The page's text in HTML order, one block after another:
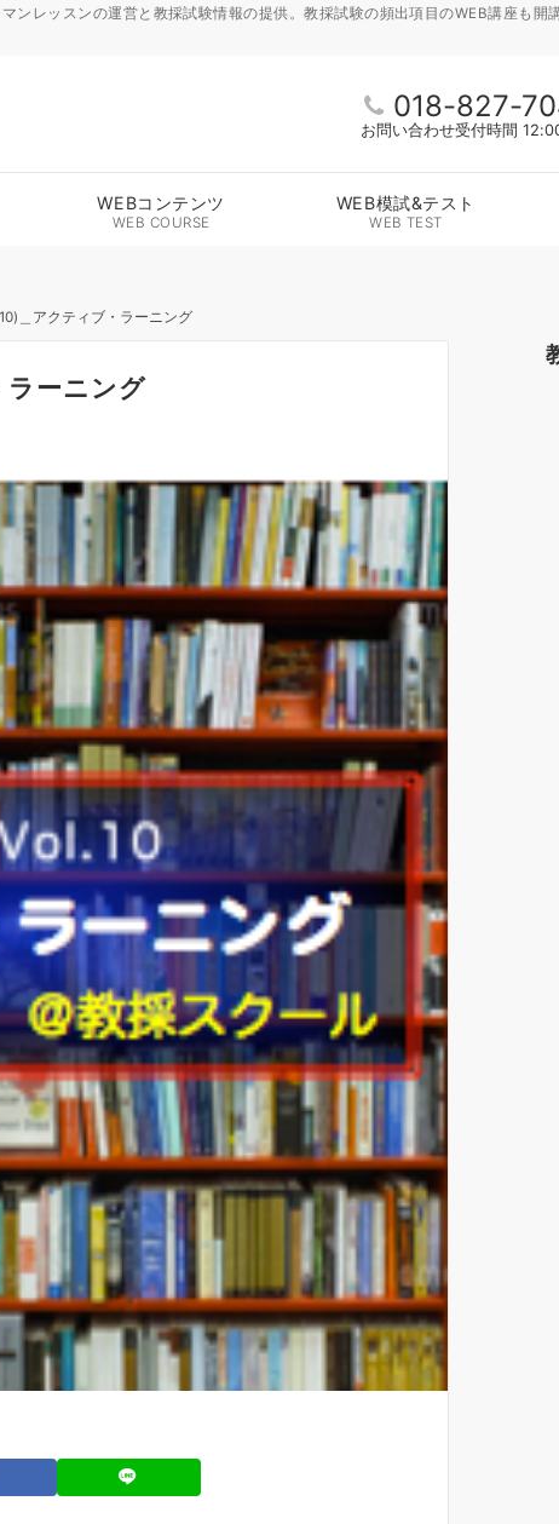
ンレッスンの運営と教採試験情報の提供。教採試験の頻出項目のWEB講座も開
018-827-
お問い合わせ受付時間
WEBコンテンツ
WEB COURSE
WEB模試&テスト
WEB TEST
＿アクティブ・ラーニング
ラーニング